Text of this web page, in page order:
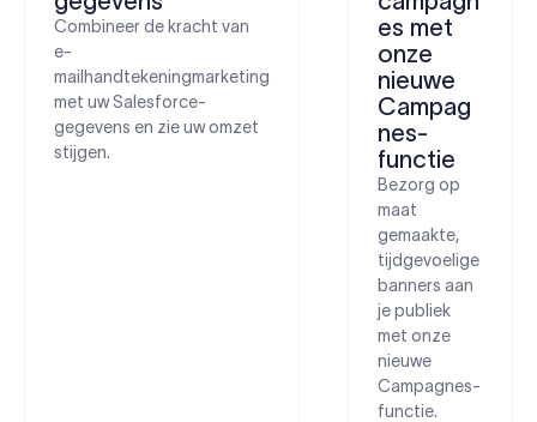
Combineer de kracht van
e-
mailhandtekeningmarketing
met uw Salesforce-
gegevens en zie uw omzet
stijgen.
es met
onze
nieuwe
Campag
nes-
functie
Bezorg op
maat
gemaakte,
tijdgevoelige
banners aan
je publiek
met onze
nieuwe
Campagnes-
functie.